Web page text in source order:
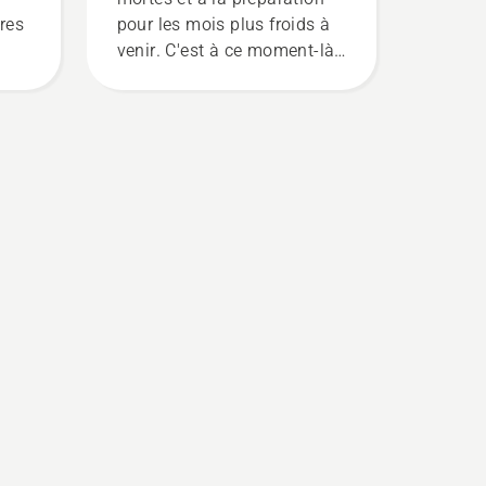
pour les mois plus froids à
venir. C'est à ce moment-là